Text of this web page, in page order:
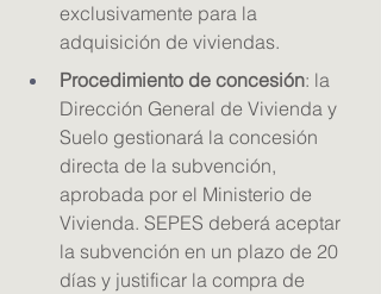
exclusivamente para la
adquisición de viviendas.
Procedimiento de concesión: la
Dirección General de Vivienda y
Suelo gestionará la concesión
directa de la subvención,
aprobada por el Ministerio de
Vivienda. SEPES deberá aceptar
la subvención en un plazo de 20
días y justificar la compra de